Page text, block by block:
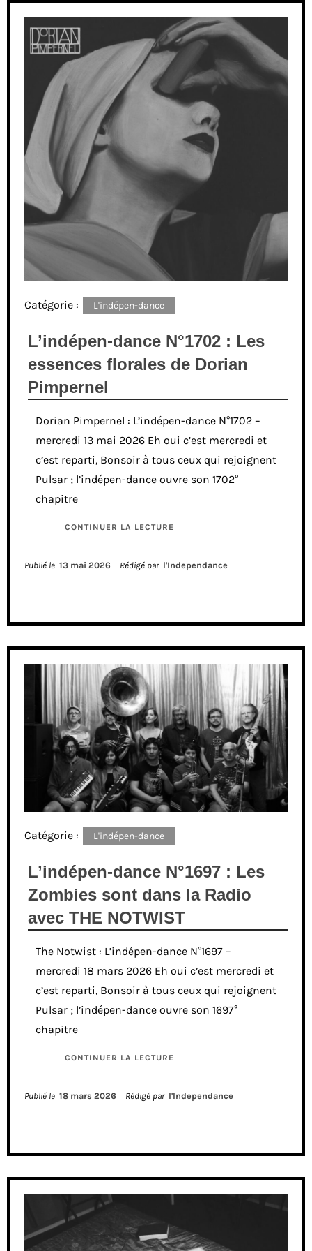
Catégorie : L'indépen-dance
L’indépen-dance N°1702 : Les
essences florales de Dorian
Pimpernel
Dorian Pimpernel : L’indépen-dance N°1702 –
mercredi 13 mai 2026 Eh oui c’est mercredi et
c’est reparti, Bonsoir à tous ceux qui rejoignent
Pulsar ; l’indépen-dance ouvre son 1702°
chapitre
CONTINUER LA LECTURE
Publié le 13 mai 2026 Rédigé par l'Independance
Catégorie : L'indépen-dance
L’indépen-dance N°1697 : Les
Zombies sont dans la Radio
avec THE NOTWIST
The Notwist : L’indépen-dance N°1697 –
mercredi 18 mars 2026 Eh oui c’est mercredi et
c’est reparti, Bonsoir à tous ceux qui rejoignent
Pulsar ; l’indépen-dance ouvre son 1697°
chapitre
CONTINUER LA LECTURE
Publié le 18 mars 2026 Rédigé par l'Independance